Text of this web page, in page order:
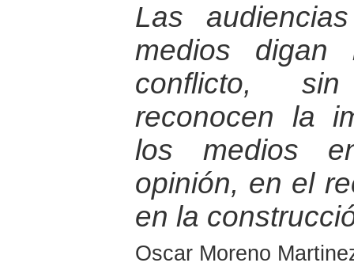
Las
medios
conflicto,
reconocen la
los medios
opinión, en el
en la
Oscar Moreno